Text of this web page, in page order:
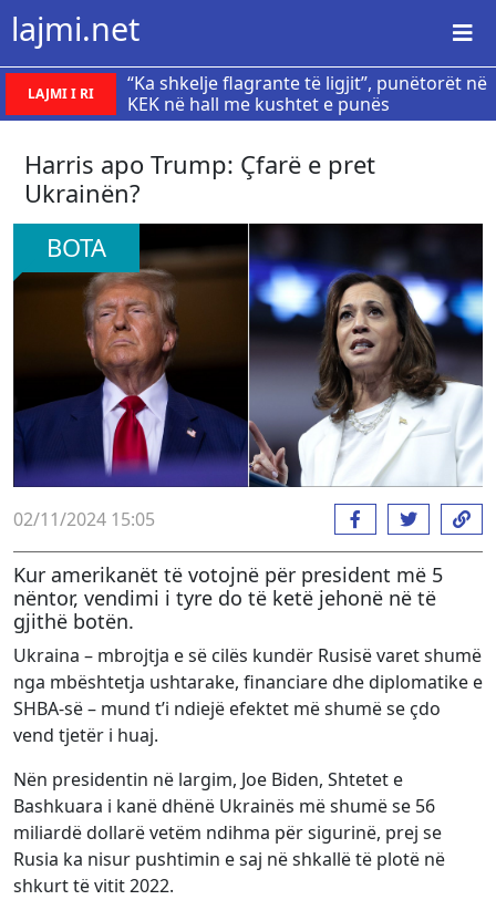
lajmi.net
LAJMI I RI
“Ka shkelje flagrante të ligjit”, punëtorët në
KEK në hall me kushtet e punës
Harris apo Trump: Çfarë e pret
Ukrainën?
BOTA
02/11/2024 15:05
Kur amerikanët të votojnë për president më 5
nëntor, vendimi i tyre do të ketë jehonë në të
gjithë botën.
Ukraina – mbrojtja e së cilës kundër Rusisë varet shumë
nga mbështetja ushtarake, financiare dhe diplomatike e
SHBA-së – mund t’i ndiejë efektet më shumë se çdo
vend tjetër i huaj.
Nën presidentin në largim, Joe Biden, Shtetet e
Bashkuara i kanë dhënë Ukrainës më shumë se 56
miliardë dollarë vetëm ndihma për sigurinë, prej se
Rusia ka nisur pushtimin e saj në shkallë të plotë në
shkurt të vitit 2022.